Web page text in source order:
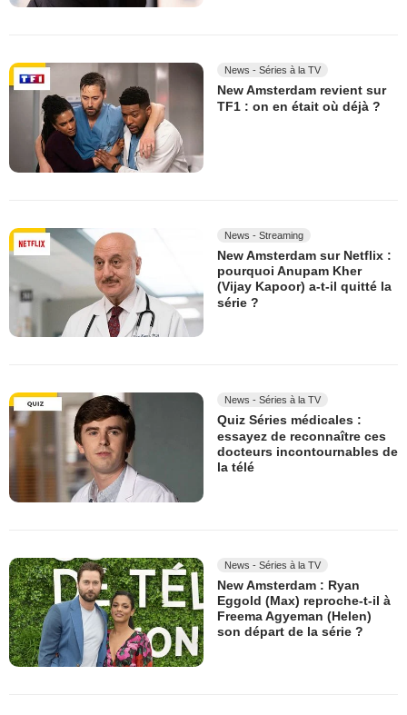
News - Séries à la TV
New Amsterdam revient sur
TF1 : on en était où déjà ?
News - Streaming
New Amsterdam sur Netflix :
pourquoi Anupam Kher
(Vijay Kapoor) a-t-il quitté la
série ?
News - Séries à la TV
Quiz Séries médicales :
essayez de reconnaître ces
docteurs incontournables de
la télé
News - Séries à la TV
New Amsterdam : Ryan
Eggold (Max) reproche-t-il à
Freema Agyeman (Helen)
son départ de la série ?